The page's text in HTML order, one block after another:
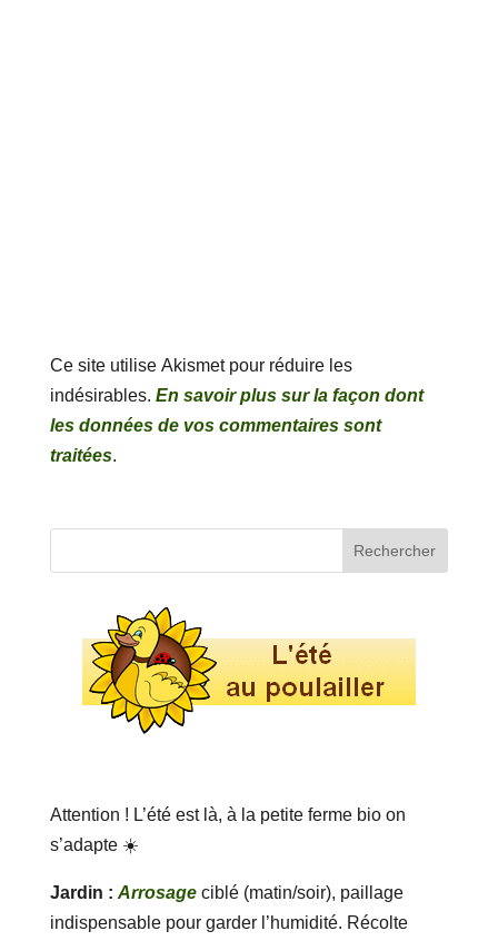
Ce site utilise Akismet pour réduire les
indésirables. En savoir plus sur la façon dont
les données de vos commentaires sont
traitées.
Attention ! L’été est là, à la petite ferme bio on
s’adapte ☀️
Jardin : Arrosageciblé (matin/soir), paillage
indispensable pour garder l’humidité. Récolte